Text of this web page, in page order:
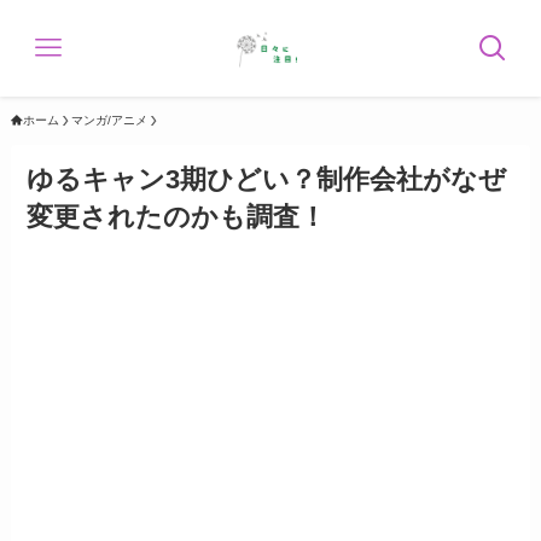
ホーム マンガ/アニメ
ゆるキャン3期ひどい？制作会社がなぜ
変更されたのかも調査！